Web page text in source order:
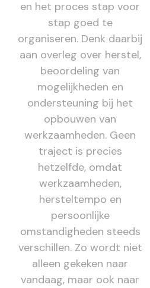
en het proces stap voor
stap goed te
organiseren. Denk daarbij
aan overleg over herstel,
beoordeling van
mogelijkheden en
ondersteuning bij het
opbouwen van
werkzaamheden. Geen
traject is precies
hetzelfde, omdat
werkzaamheden,
hersteltempo en
persoonlijke
omstandigheden steeds
verschillen. Zo wordt niet
alleen gekeken naar
vandaag, maar ook naar